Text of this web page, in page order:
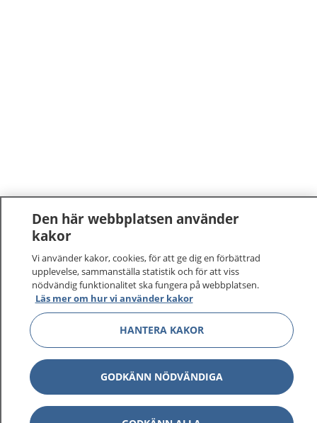
Den här webbplatsen använder
kakor
Vi använder kakor, cookies, för att ge dig en förbättrad
upplevelse, sammanställa statistik och för att viss
nödvändig funktionalitet ska fungera på webbplatsen.
Läs mer om hur vi använder kakor
HANTERA KAKOR
GODKÄNN NÖDVÄNDIGA